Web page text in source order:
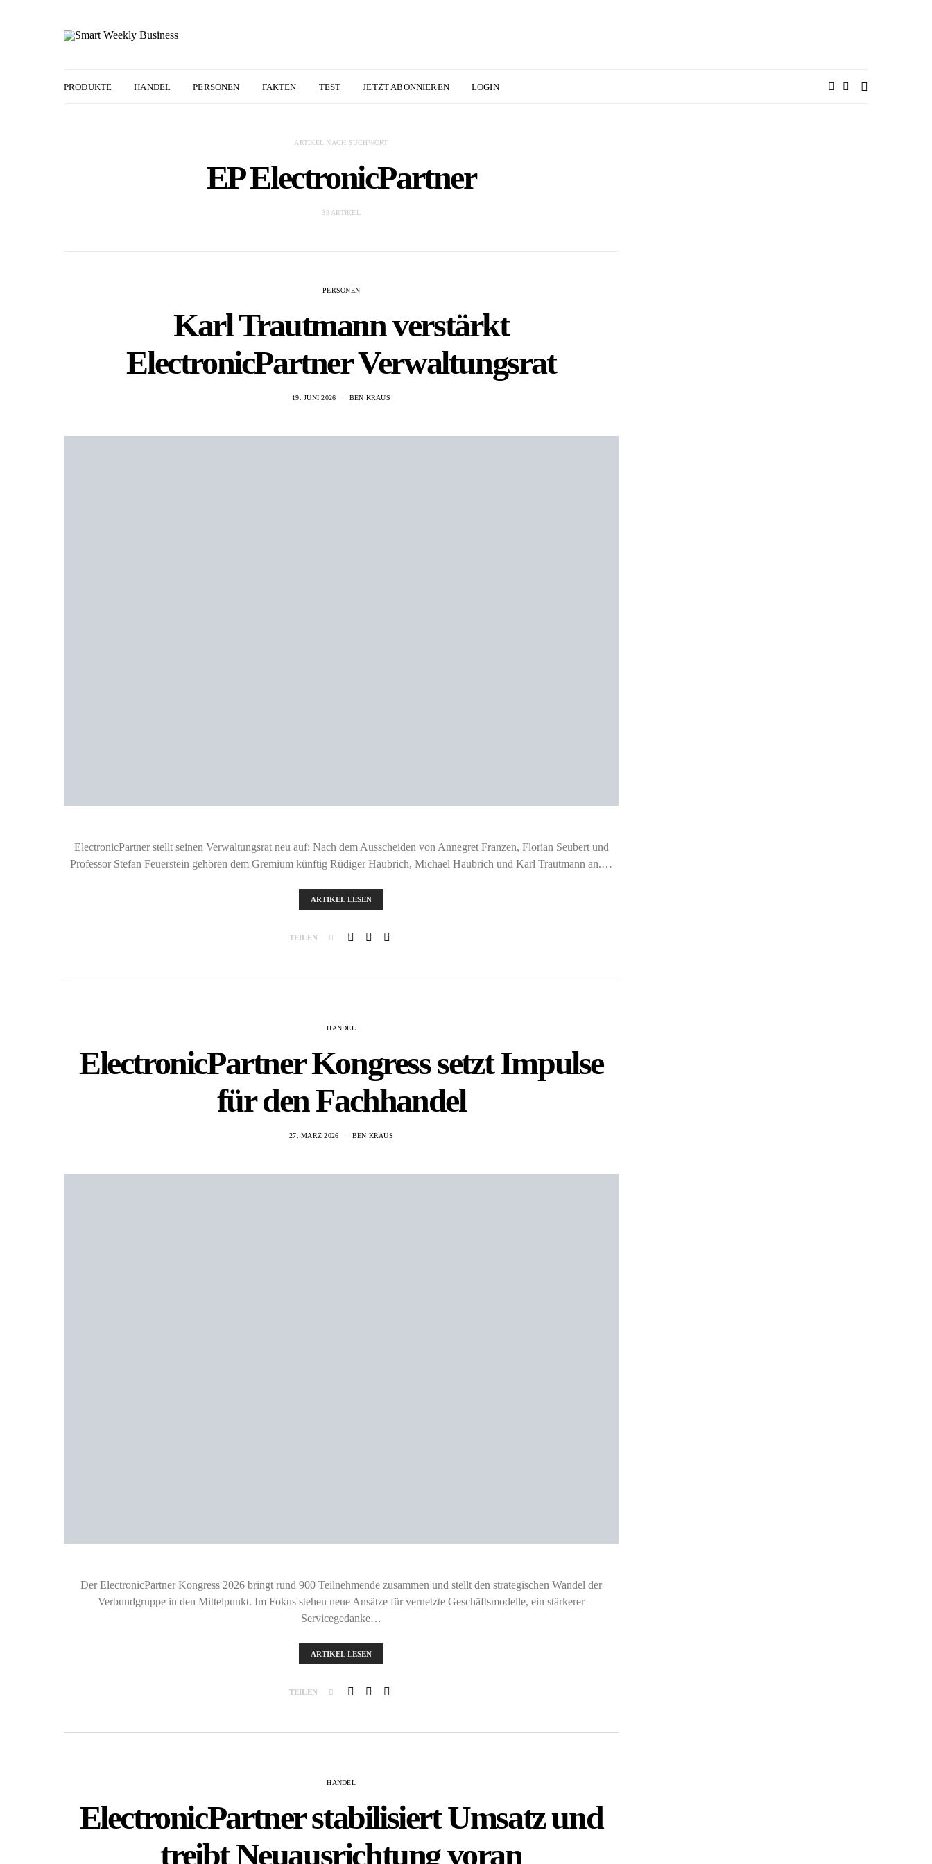
PRODUKTE HANDEL PERSONEN FAKTEN TEST JETZT ABONNIEREN LOGIN
ARTIKEL NACH SUCHWORT
EP ElectronicPartner
38 ARTIKEL
PERSONEN
Karl Trautmann verstärkt
ElectronicPartner Verwaltungsrat
19. JUNI 2026 BEN KRAUS
ElectronicPartner stellt seinen Verwaltungsrat neu auf: Nach dem Ausscheiden von Annegret Franzen, Florian Seubert und
Professor Stefan Feuerstein gehören dem Gremium künftig Rüdiger Haubrich, Michael Haubrich und Karl Trautmann an.…
ARTIKEL LESEN
TEILEN
HANDEL
ElectronicPartner Kongress setzt Impulse
für den Fachhandel
27. MÄRZ 2026 BEN KRAUS
Der ElectronicPartner Kongress 2026 bringt rund 900 Teilnehmende zusammen und stellt den strategischen Wandel der
Verbundgruppe in den Mittelpunkt. Im Fokus stehen neue Ansätze für vernetzte Geschäftsmodelle, ein stärkerer
Servicegedanke…
ARTIKEL LESEN
TEILEN
HANDEL
ElectronicPartner stabilisiert Umsatz und
treibt Neuausrichtung voran